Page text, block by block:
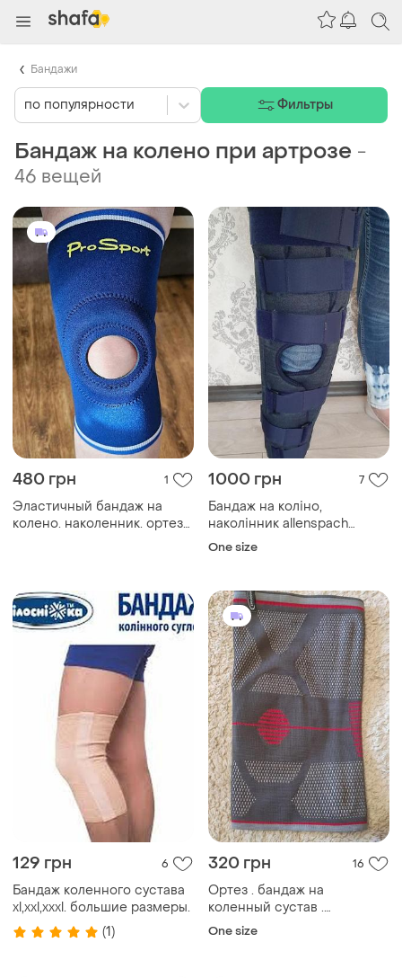
Бандаж на колено при артрозе -
46 вещей
480 грн 1
Эластичный бандаж на
колено. наколенник. ортез
1000 грн 7
Бандаж на коліно,
наколінник allenspach
medical ag ch 4710 balsthal
One size
129 грн 6
Бандаж коленного сустава
xl,xxl,xxxl. большие размеры.
(1)
320 грн 16
Ортез . бандаж на
коленный сустав .
наколенник с силиконом
One size
по популярности Фильтры
Бандажи